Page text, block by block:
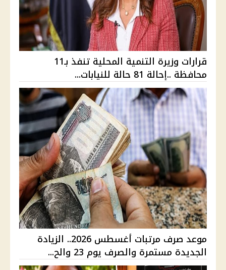
قرارات وزيرة التنمية المحلية تنفذ بـ11
محافظة ..إحالة 81 حالة للنيابات...
موعد صرف مرتبات أغسطس 2026.. الزيادة
الجديدة مستمرة والصرف يوم 23 والح...